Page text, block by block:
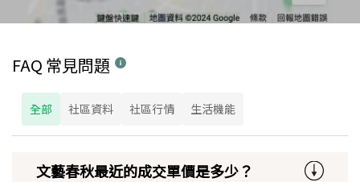
FAQ 常見問題
全部 社區資料 社區行情 生活機能
文藝春秋最近的成交單價是多少？